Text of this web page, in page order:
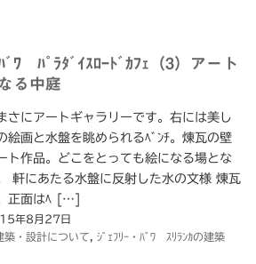
ﾞﾜ ﾊﾟﾗﾀﾞｲｽﾛｰﾄﾞｶﾌｪ（3）アート
る中庭
さにアートギャラリーです。右には美し
絵画と水盤を眺められるﾍﾞﾝﾁ。煉瓦の壁
ト作品。どこをとっても絵になる場とな
軒にあたる水盤に反射した水の文様 煉瓦
正面はﾍ […]
年8月27日
築・設計について ｼﾞｪﾌﾘｰ・ﾊﾞﾜ ｽﾘﾗﾝｶの建築